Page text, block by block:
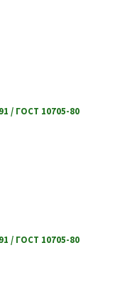
/ ГОСТ 10705-80
/ ГОСТ 10705-80